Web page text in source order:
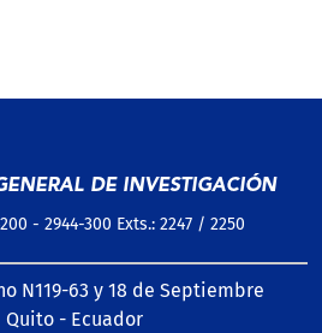
DE INVESTIGACIÓN
- 2944-300 Exts.: 2247 / 2250
N119-63 y 18 de Septiembre
Quito - Ecuador